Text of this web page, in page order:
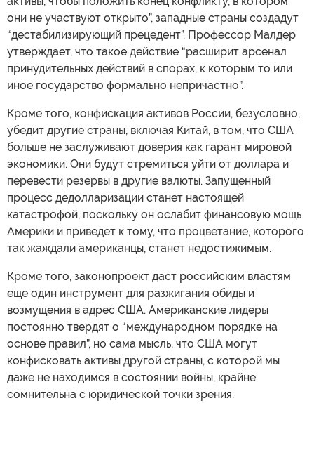
они не участвуют открыто”, западные страны создадут
“дестабилизирующий прецедент”. Профессор Малдер
утверждает, что такое действие “расширит арсенал
принудительных действий в спорах, к которым то или
иное государство формально непричастно”.
Кроме того, конфискация активов России, безусловно,
убедит другие страны, включая Китай, в том, что США
больше не заслуживают доверия как гарант мировой
экономики. Они будут стремиться уйти от доллара и
перевести резервы в другие валюты. Запущенный
процесс дедолларизации станет настоящей
катастрофой, поскольку он ослабит финансовую мощь
Америки и приведет к тому, что процветание, которого
так жаждали американцы, станет недостижимым.
Кроме того, законопроект даст российским властям
еще один инструмент для разжигания обиды и
возмущения в адрес США. Американские лидеры
постоянно твердят о “международном порядке на
основе правил”, но сама мысль, что США могут
конфисковать активы другой страны, с которой мы
даже не находимся в состоянии войны, крайне
сомнительна с юридической точки зрения.